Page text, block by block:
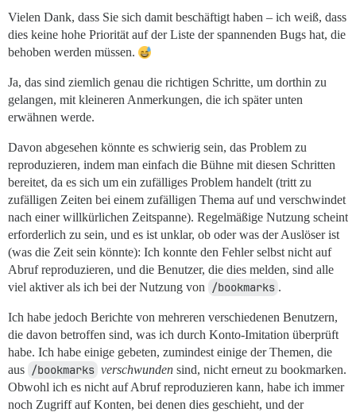
Vielen Dank, dass Sie sich damit beschäftigt haben – ich weiß, dass
dies keine hohe Priorität auf der Liste der spannenden Bugs hat, die
behoben werden müssen.
Ja, das sind ziemlich genau die richtigen Schritte, um dorthin zu
gelangen, mit kleineren Anmerkungen, die ich später unten
erwähnen werde.
Davon abgesehen könnte es schwierig sein, das Problem zu
reproduzieren, indem man einfach die Bühne mit diesen Schritten
bereitet, da es sich um ein zufälliges Problem handelt (tritt zu
zufälligen Zeiten bei einem zufälligen Thema auf und verschwindet
nach einer willkürlichen Zeitspanne). Regelmäßige Nutzung scheint
erforderlich zu sein, und es ist unklar, ob oder was der Auslöser ist
(was die Zeit sein könnte): Ich konnte den Fehler selbst nicht auf
Abruf reproduzieren, und die Benutzer, die dies melden, sind alle
viel aktiver als ich bei der Nutzung von
/bookmarks .
Ich habe jedoch Berichte von mehreren verschiedenen Benutzern,
die davon betroffen sind, was ich durch Konto-Imitation überprüft
habe. Ich habe einige gebeten, zumindest einige der Themen, die
aus /bookmarks verschwunden sind, nicht erneut zu bookmarken.
Obwohl ich es nicht auf Abruf reproduzieren kann, habe ich immer
noch Zugriff auf Konten, bei denen dies geschieht, und der